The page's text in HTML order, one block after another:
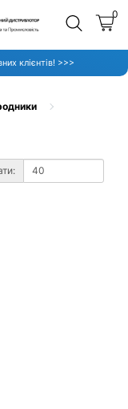
0
клієнтів! >>>